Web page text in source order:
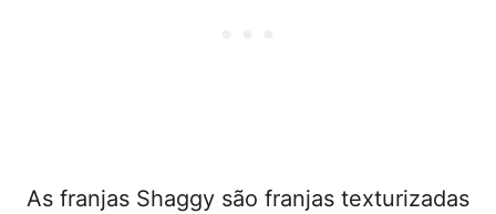
As franjas Shaggy são franjas texturizadas